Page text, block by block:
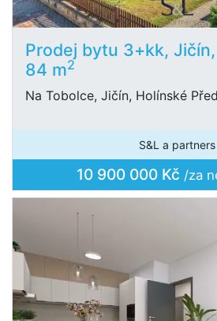
Prodej bytu 3+kk,
84 m2
Na Tobolce, Jičín, Holínské
S&L a partners
10 900 000 Kč /za